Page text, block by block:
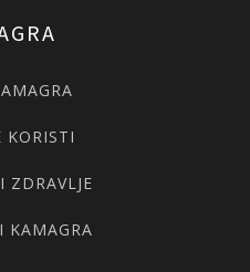
KORISTI
ZDRAVLJE
KAMAGRA